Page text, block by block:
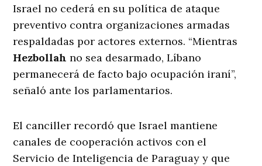
Israel no cederá en su política de ataque
preventivo contra organizaciones armadas
respaldadas por actores externos. “Mientras
Hezbollah no sea desarmado, Líbano
permanecerá de facto bajo ocupación iraní”,
señaló ante los parlamentarios.
El canciller recordó que Israel mantiene
canales de cooperación activos con el
Servicio de Inteligencia de Paraguay y que